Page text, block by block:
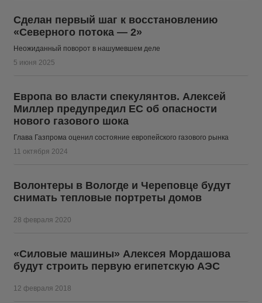
Сделан первый шаг к восстановлению
«Северного потока — 2»
Неожиданный поворот в нашумевшем деле
5 июня 2025
Европа во власти спекулянтов. Алексей
Миллер предупредил ЕС об опасности
нового газового шока
Глава Газпрома оценил состояние европейского газового рынка
11 октября 2024
Волонтеры в Вологде и Череповце будут
снимать тепловые портреты домов
28 февраля 2020
«Силовые машины» Алексея Мордашова
будут строить первую египетскую АЭС
12 февраля 2018